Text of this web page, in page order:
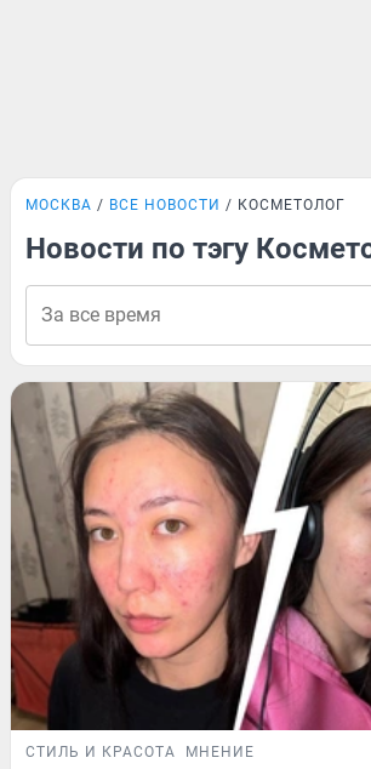
МОСКВА ВСЕ НОВОСТИ КОСМЕТОЛОГ
Новости по тэгу
СТИЛЬ И КРАСОТА МНЕНИЕ